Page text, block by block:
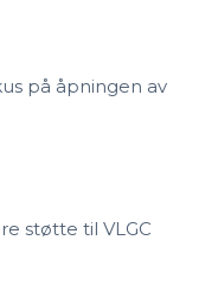
på åpningen av
støtte til VLGC